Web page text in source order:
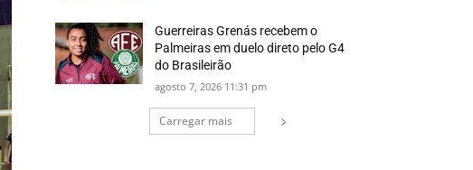
Guerreiras Grenás recebem o
Palmeiras em duelo direto pelo G4
do Brasileirão
agosto 7, 2026 11:31 pm
Carregar mais